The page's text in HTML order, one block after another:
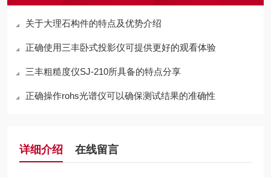
关于大理石构件的特点及优势介绍
正确使用三丰卧式投影仪可提供更好的观看体验
三丰粗糙度仪SJ-210所具备的特点分享
正确操作rohs光谱仪可以确保测试结果的准确性
详细介绍 在线留言